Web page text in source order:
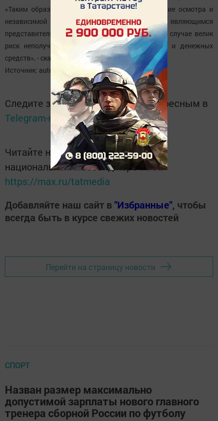
«Таким образом, не следует доверять проведение осмотра и
независимой технической экспертизы лицам, не являющимся
представителями страховой компании, - в этом случае велик
риск неполучения выплаты и потери времени и денежных
средств», - сказано в сообщении ЦБ РФ.
Источник: auto.kazanfirst.ru
Следите за самым важным и интересным в
Telegram-каналеТатмедиа
Читайте новости Татарстана в
национальном мессенджере MАХ:
https://max.ru/tatmedia
Добавляйте наш сайт в"Избранные", чтобы
всегда быть в курсе свежих новостей
Перейти на страницу новости
СПОРТ
Назван размер максимально
допустимой зарплаты нового главного
тренера сборной России по футболу